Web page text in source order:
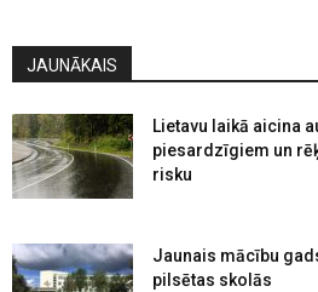
JAUNĀKAIS
Lietavu laikā aicina
piesardzīgiem un
risku
Jaunais mācību
pilsētas skolās